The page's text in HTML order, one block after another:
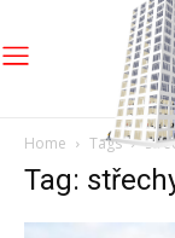
Home Tags
Tag: